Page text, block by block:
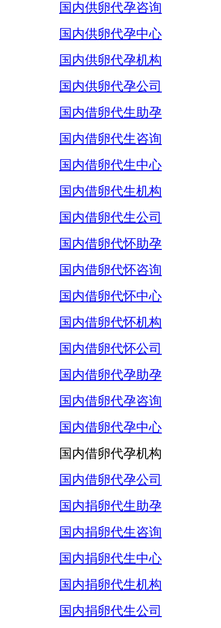
国内供卵代孕咨询
国内供卵代孕中心
国内供卵代孕机构
国内供卵代孕公司
国内借卵代生助孕
国内借卵代生咨询
国内借卵代生中心
国内借卵代生机构
国内借卵代生公司
国内借卵代怀助孕
国内借卵代怀咨询
国内借卵代怀中心
国内借卵代怀机构
国内借卵代怀公司
国内借卵代孕助孕
国内借卵代孕咨询
国内借卵代孕中心
国内借卵代孕机构
国内借卵代孕公司
国内捐卵代生助孕
国内捐卵代生咨询
国内捐卵代生中心
国内捐卵代生机构
国内捐卵代生公司